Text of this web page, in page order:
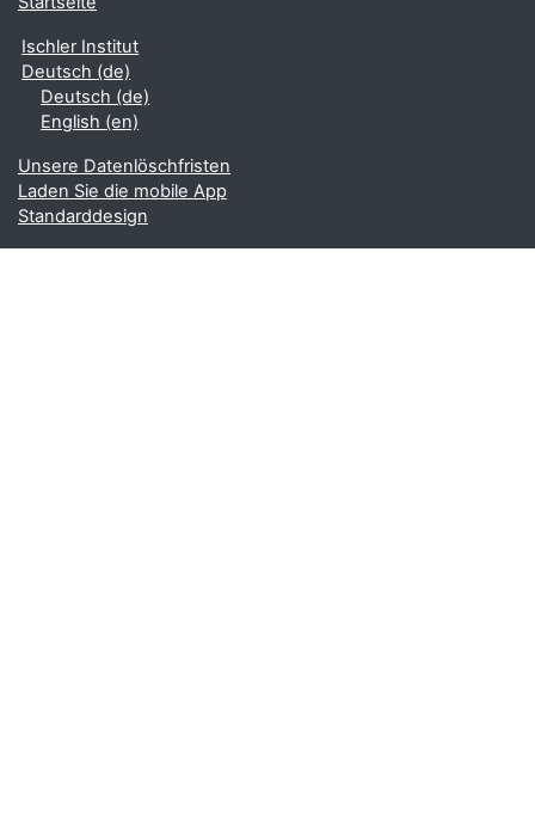
Ischler Institut
Deutsch ‎(de)‎
Deutsch ‎(de)‎
English ‎(en)‎
Unsere Datenlöschfristen
Laden Sie die mobile App
Standarddesign